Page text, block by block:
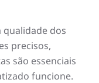
dos
precisos,
são essenciais
funcione.